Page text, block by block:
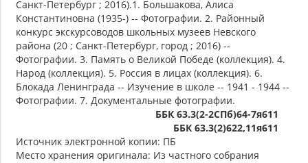
Санкт-Петербург ; 2016).1. Большакова, Алиса
Константиновна (1935-) -- Фотографии. 2. Районный
конкурс экскурсоводов школьных музеев Невского
района (20 ; Санкт-Петербург, город ; 2016) --
Фотографии. 3. Память о Великой Победе (коллекция). 4.
Народ (коллекция). 5. Россия в лицах (коллекция). 6.
Блокада Ленинграда -- Изучение в школе -- 1941 - 1944 --
Фотографии. 7. Документальные фотографии.
ББК 63.3(2-2СПб)64-7я611
ББК 63.3(2)622,11я611
Источник электронной копии: ПБ
Место хранения оригинала: Из частного собрания